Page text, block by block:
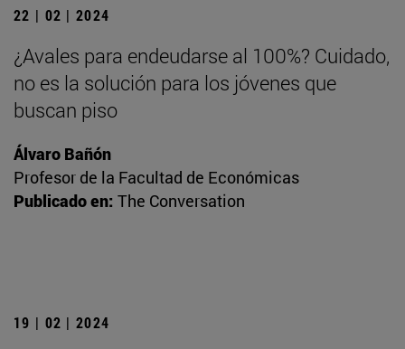
22 | 02 | 2024
¿Avales para endeudarse al 100%? Cuidado,
no es la solución para los jóvenes que
buscan piso
Álvaro Bañón
Profesor de la Facultad de Económicas
Publicado en: The Conversation
19 | 02 | 2024